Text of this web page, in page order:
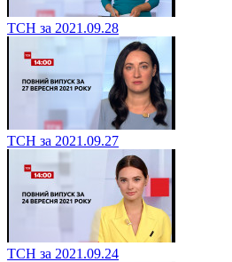
ТСН за 2021.09.28
ТСН за 2021.09.27
ТСН за 2021.09.24